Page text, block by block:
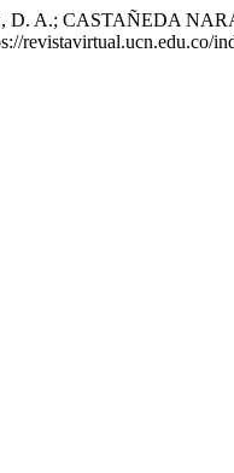
A.; CASTAÑEDA
revistavirtual.ucn.edu.co/